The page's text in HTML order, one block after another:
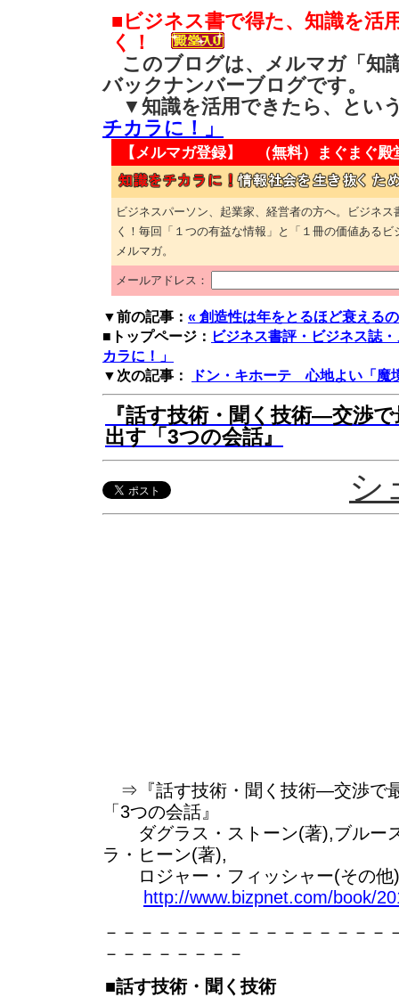
■ビジネス書で得た、知識を活
く！
このブログは、メルマガ「知
バックナンバーブログです。
▼知識を活用できたら、と
チカラに！」
【メルマガ登録】 （無料） まぐまぐ殿
ビジネスパーソン、起業家、経営者の方へ。ビジネ
く！毎回「１つの有益な情報」と「１冊の価値ある
メルマガ。
メールアドレス：
▼前の記事： « 創造性は年をとるほど衰える
■トップページ： ビジネス書評・ビジネス誌
カラに！」
▼次の記事：
ドン・キホーテ 心地よい「魔
『話す技術・聞く技術―交渉
出す「3つの会話』
シ
⇒『話す技術・聞く技術―交渉で
「3つの会話』
ダグラス・ストーン(著),ブルー
ラ・ヒーン(著),
ロジャー・フィッシャー(その他)
http://www.bizpnet.com/book/
－－－－－－－－－－－－－－－－
－－－－－－－－
■話す技術・聞く技術